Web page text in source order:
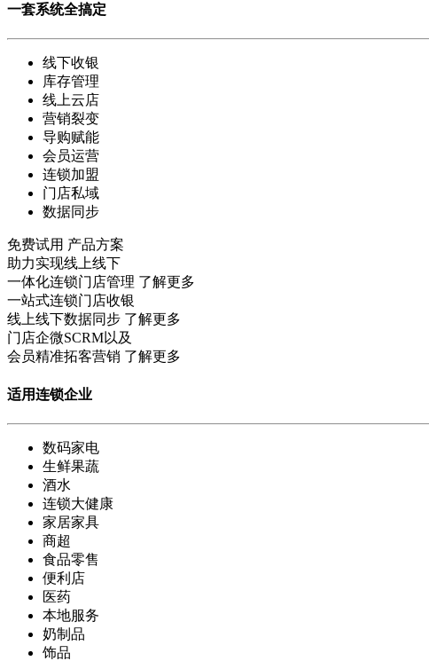
一套系统全搞定
线下收银
库存管理
线上云店
营销裂变
导购赋能
会员运营
连锁加盟
门店私域
数据同步
免费试用 产品方案
助力实现线上线下
一体化连锁门店管理 了解更多
一站式连锁门店收银
线上线下数据同步 了解更多
门店企微SCRM以及
会员精准拓客营销 了解更多
适用连锁企业
数码家电
生鲜果蔬
酒水
连锁大健康
家居家具
商超
食品零售
便利店
医药
本地服务
奶制品
饰品